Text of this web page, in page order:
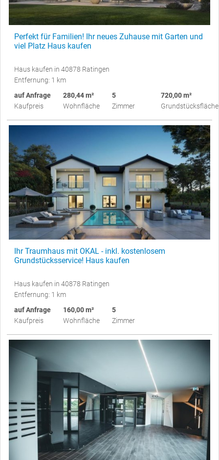
Perfekt für Familien! Ihr neues Zuhause mit Garten und
viel Platz Haus kaufen
Haus kaufen in 40878 Ratingen
Entfernung: 1 km
auf Anfrage
Kaufpreis
280,44 m²
Wohnfläche
5
Zimmer
720,00 m²
Grundstücksfläche
Ihr Traumhaus mit OKAL - inkl. kostenlosem
Grundstücksservice! Haus kaufen
Haus kaufen in 40878 Ratingen
Entfernung: 1 km
auf Anfrage
Kaufpreis
160,00 m²
Wohnfläche
5
Zimmer